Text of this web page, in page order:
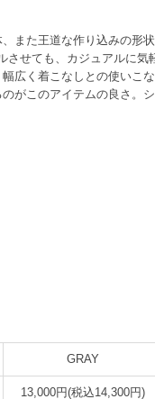
また王道な作り込みの形
せても、カジュアルに気
広く着こなしとの使いこ
がこのアイテムの良さ。
GRAY
13,000円(税込14,300円)